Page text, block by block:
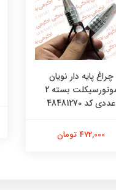
چراغ پایه دار نویان
موتورسیکلت بسته 2
عددی کد 48481270
472,000 تومان